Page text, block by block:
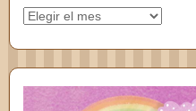
Archivos